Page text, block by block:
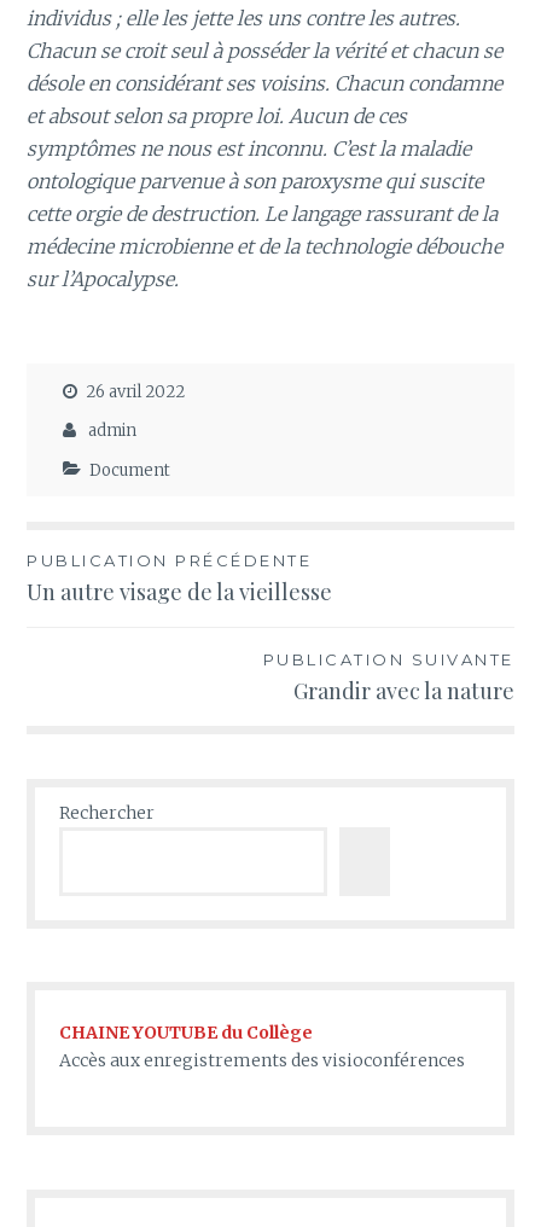
individus ; elle les jette les uns contre les autres.
Chacun se croit seul à posséder la vérité et chacun se
désole en considérant ses voisins. Chacun condamne
et absout selon sa propre loi. Aucun de ces
symptômes ne nous est inconnu. C’est la maladie
ontologique parvenue à son paroxysme qui suscite
cette orgie de destruction. Le langage rassurant de la
médecine microbienne et de la technologie débouche
sur l’Apocalypse.
26 avril 2022
admin
Document
Navigation
de
PUBLICATION PRÉCÉDENTE
Un autre visage de la vieillesse
PUBLICATION SUIVANTE
Grandir avec la nature
Rechercher
CHAINE YOUTUBE du Collège
Accès aux enregistrements des visioconférences